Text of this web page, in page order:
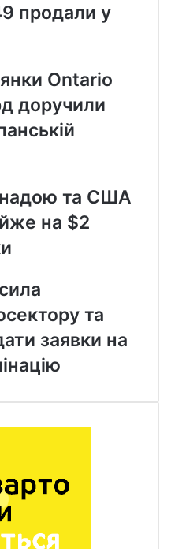
продали у
Ontario
доручили
та США
на $2
та
заявки на